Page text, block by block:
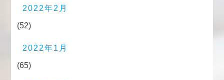
2022年2月
(52)
2022年1月
(65)